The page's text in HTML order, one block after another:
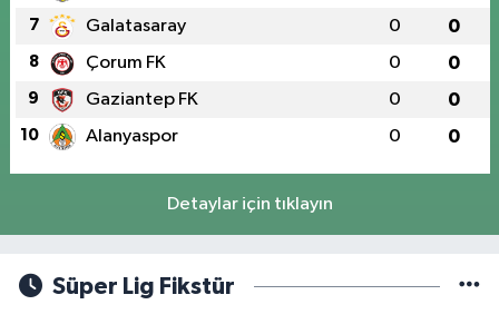
7 Galatasaray 0 0
8 Çorum FK 0 0
9 Gaziantep FK 0 0
10 Alanyaspor 0 0
Detaylar için tıklayın
Süper Lig Fikstür